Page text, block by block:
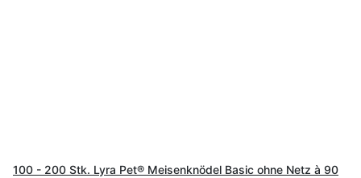
100 - 200 Stk. Lyra Pet® Meisenknödel Basic ohne Netz à 90